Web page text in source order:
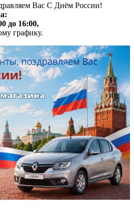
Вас С Днём России!
до 16:00,
графику.